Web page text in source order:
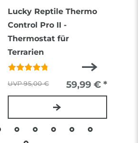
Lucky Reptile Thermo
Control Pro II -
Thermostat für
Terrarien
95,00 € 59,99 € *